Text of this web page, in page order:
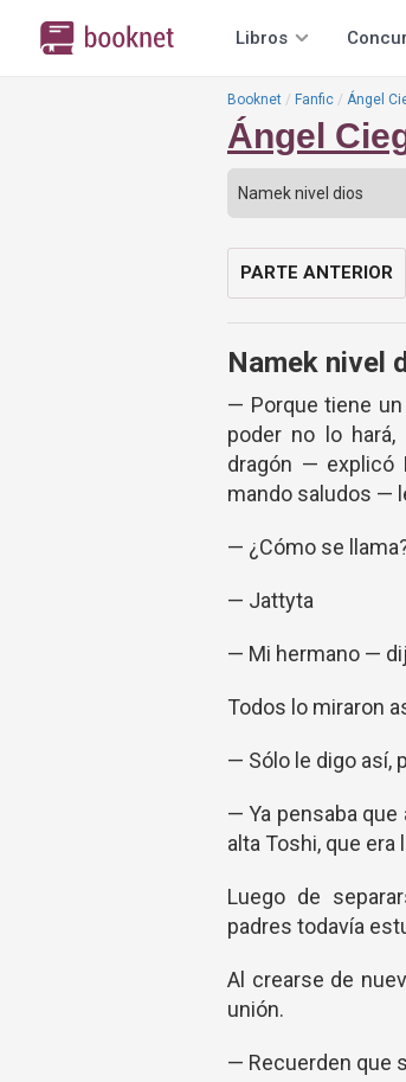
Libros
Booknet Fanfic Ángel
Ángel
PARTE ANTERIOR
Namek nivel
— Porque tiene
poder no lo
dragón — explicó
mando saludos —
— ¿Cómo se
— Jattyta
— Mi hermano —
Todos lo miraron
— Sólo le digo así,
— Ya pensaba
alta Toshi, que
Luego de
padres todavía
Al crearse de
unión.
— Recuerden que